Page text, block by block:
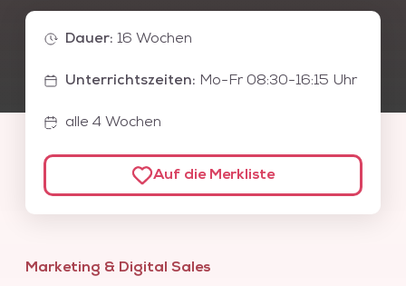
Zielgruppen besser zu verstehen.
Für Social Media Manager ist es wichtig, aktuelle
Customer Journey bis zum Kauf zu verstehen. So
den Erfolg ihrer Kampagnen steigern.
Diese Weiterbildung setzt sich aus den
folgenden Einzelkursen à 4 Wochen zusammen.
Dauer: 16 Wochen
Unterrichtszeiten: Mo-Fr 08:30-16:15 Uhr
alle 4 Wochen
Auf die Merkliste
Marketing & Digital Sales